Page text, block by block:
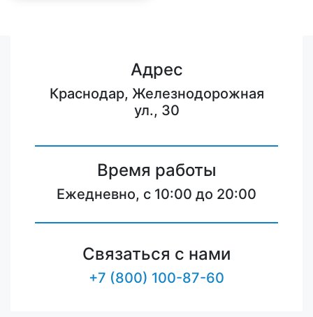
Адрес
Краснодар, Железнодорожная
ул., 30
Время работы
Ежедневно, с 10:00 до 20:00
Связаться с нами
+7 (800) 100-87-60